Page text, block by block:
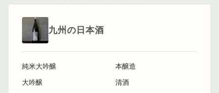
九州の日本酒
純米大吟醸
大吟醸
本醸造
清酒